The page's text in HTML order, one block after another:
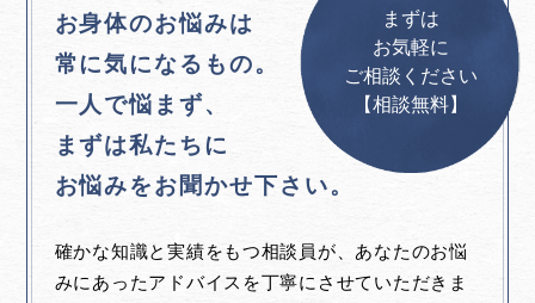
お身体のお悩みは
常に気になるもの。
一人で悩まず、
まずは私たちに
お悩みをお聞かせ下さい。
確かな知識と実績をもつ相談員が、あなたのお悩
みにあったアドバイスを丁寧にさせていただきま
まずは
お気軽に
ご相談ください
【相談無料】